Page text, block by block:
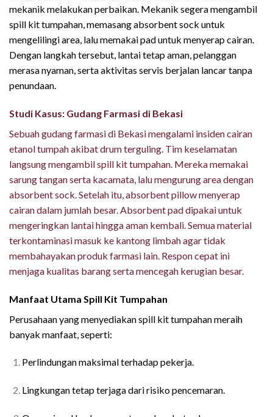
mekanik melakukan perbaikan. Mekanik segera mengambil
spill kit tumpahan, memasang absorbent sock untuk
mengelilingi area, lalu memakai pad untuk menyerap cairan.
Dengan langkah tersebut, lantai tetap aman, pelanggan
merasa nyaman, serta aktivitas servis berjalan lancar tanpa
penundaan.
Studi Kasus: Gudang Farmasi di Bekasi
Sebuah gudang farmasi di Bekasi mengalami insiden cairan
etanol tumpah akibat drum terguling. Tim keselamatan
langsung mengambil spill kit tumpahan. Mereka memakai
sarung tangan serta kacamata, lalu mengurung area dengan
absorbent sock. Setelah itu, absorbent pillow menyerap
cairan dalam jumlah besar. Absorbent pad dipakai untuk
mengeringkan lantai hingga aman kembali. Semua material
terkontaminasi masuk ke kantong limbah agar tidak
membahayakan produk farmasi lain. Respon cepat ini
menjaga kualitas barang serta mencegah kerugian besar.
Manfaat Utama Spill Kit Tumpahan
Perusahaan yang menyediakan spill kit tumpahan meraih
banyak manfaat, seperti:
Perlindungan maksimal terhadap pekerja.
Lingkungan tetap terjaga dari risiko pencemaran.